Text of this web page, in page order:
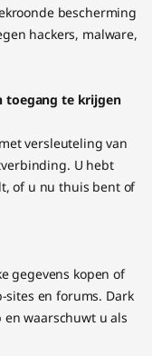
bescherming
hackers, malware,
toegang te krijgen
versleuteling van
U hebt
of u nu thuis bent of
gegevens kopen of
sites en forums. Dark
waarschuwt u als